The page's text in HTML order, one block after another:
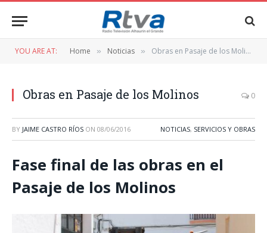
YOU ARE AT: Home » Noticias » Obras en Pasaje de los Molinos
Obras en Pasaje de los Molinos 0
BY JAIME CASTRO RÍOS ON 08/06/2016 NOTICIAS, SERVICIOS Y OBRAS
Fase final de las obras en el
Pasaje de los Molinos